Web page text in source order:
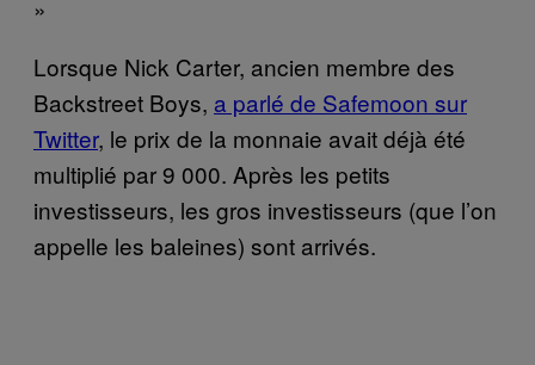
»
Lorsque Nick Carter, ancien membre des
Backstreet Boys, a parlé de Safemoon sur
Twitter, le prix de la monnaie avait déjà été
multiplié par 9 000. Après les petits
investisseurs, les gros investisseurs (que l’on
appelle les baleines) sont arrivés.